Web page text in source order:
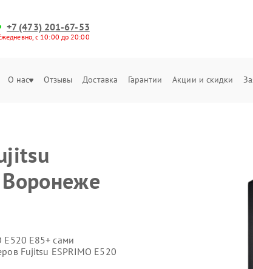
+7 (473) 201-67-53
с 10:00 до 20:00
О нас Отзывы Доставка Гарантии Акции и скидки
Воронеже
E520 E85+ сами
Fujitsu ESPRIMO E520